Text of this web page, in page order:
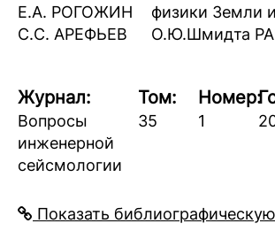
Е.А. РОГОЖИН
С.С. АРЕФЬЕВ
физики Земли
О.Ю.Шмидта
Журнал:
Вопросы
инженерной
сейсмологии
Том:
35
Номер:
1
Показать